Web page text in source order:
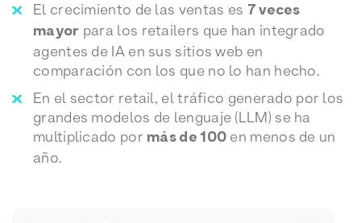
El crecimiento de las ventas es 7 veces
mayor para los retailers que han integrado
agentes de IA en sus sitios web en
comparación con los que no lo han hecho.
En el sector retail, el tráfico generado por los
grandes modelos de lenguaje (LLM) se ha
multiplicado por más de 100 en menos de un
año.